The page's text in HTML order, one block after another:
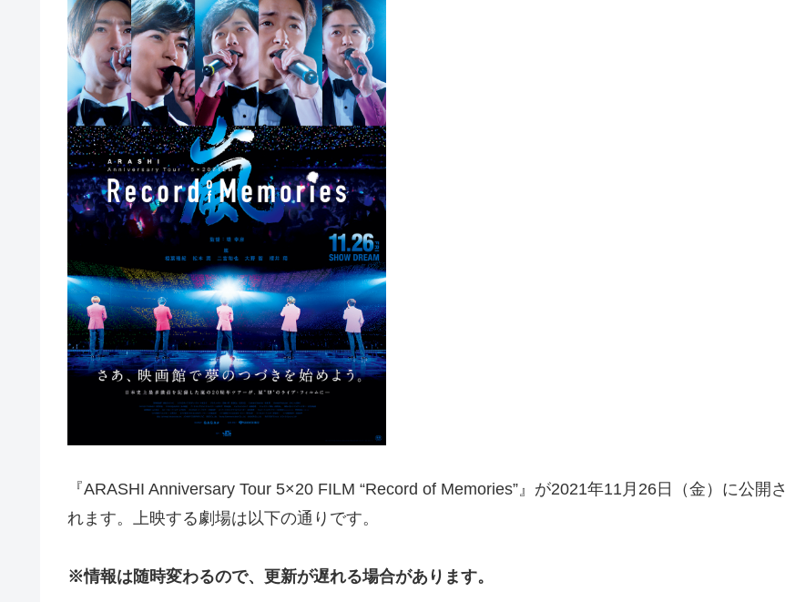
『ARASHI Anniversary Tour 5×20 FILM “Record of Memories”』が2021年11月26日（金）に公開さ
れます。上映する劇場は以下の通りです。
※情報は随時変わるので、更新が遅れる場合があります。